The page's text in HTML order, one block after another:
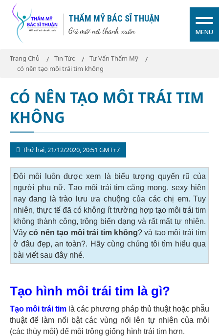
THẨM MỸ BÁC SĨ THUẬN
Giữ mãi nét thanh xuân MENU
Trang Chủ Tin Tức
Tư Vấn Thẩm Mỹ
có nên tạo môi trái tim không
CÓ NÊN TẠO MÔI TRÁI TIM
KHÔNG
Thứ hai, 21/12/2020, 20:51 GMT+7
Đôi môi luôn được xem là biểu tượng quyến rũ của
người phụ nữ. Tạo môi trái tim căng mọng, sexy hiện
nay đang là trào lưu ưa chuộng của các chị em. Tuy
nhiên, thực tế đã có không ít trường hợp tạo môi trái tim
không thành công, trông biến dạng và rất mất tự nhiên.
Vậycó nên tạo môi trái tim không? và tạo môi trái tim
ở đâu đẹp, an toàn?. Hãy cùng chúng tôi tìm hiểu qua
bài viết sau đây nhé.
Tạo hình môi trái tim là gì?
Tạo môi trái tim là các phương pháp thủ thuật hoặc phẫu
thuật để làm nổi bật các vùng nổi lên tự nhiên của môi
(các thùy môi) để môi trông giống hình trái tim hơn.